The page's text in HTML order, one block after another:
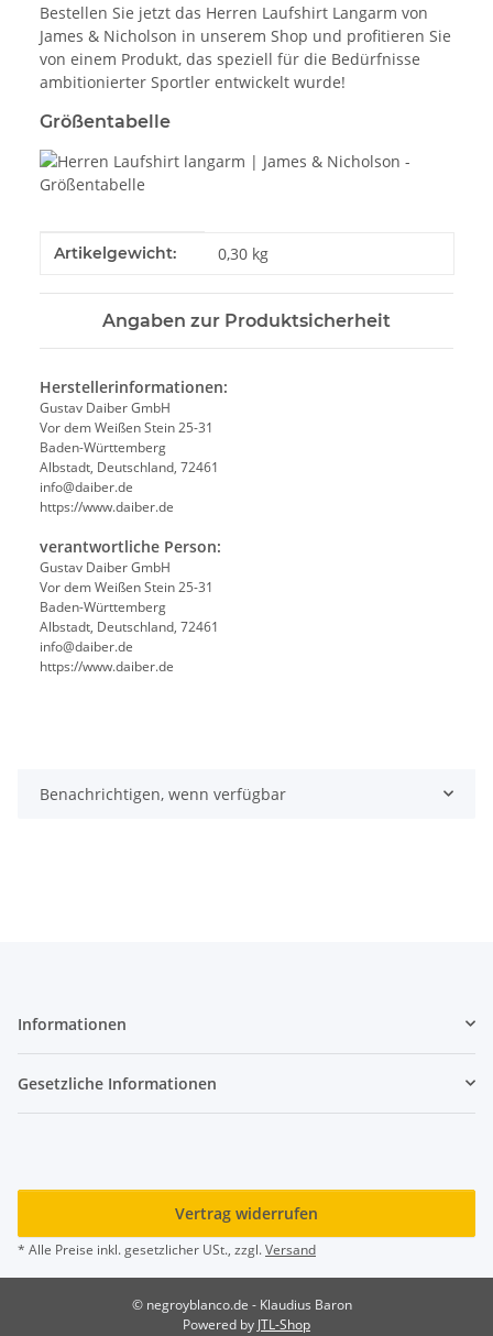
Bestellen Sie jetzt das Herren Laufshirt Langarm von
James & Nicholson in unserem Shop und profitieren Sie
von einem Produkt, das speziell für die Bedürfnisse
ambitionierter Sportler entwickelt wurde!
Größentabelle
Produkteigenschaft
Wert
Artikelgewicht: 0,30 kg
Angaben zur Produktsicherheit
Herstellerinformationen:
Gustav Daiber GmbH
Vor dem Weißen Stein 25-31
Baden-Württemberg
Albstadt, Deutschland, 72461
info@daiber.de
https://www.daiber.de
verantwortliche Person:
Gustav Daiber GmbH
Vor dem Weißen Stein 25-31
Baden-Württemberg
Albstadt, Deutschland, 72461
info@daiber.de
https://www.daiber.de
Benachrichtigen, wenn verfügbar
Informationen
Gesetzliche Informationen
Vertrag widerrufen
* Alle Preise inkl. gesetzlicher USt., zzgl.Versand
© negroyblanco.de - Klaudius Baron
Powered by JTL-Shop